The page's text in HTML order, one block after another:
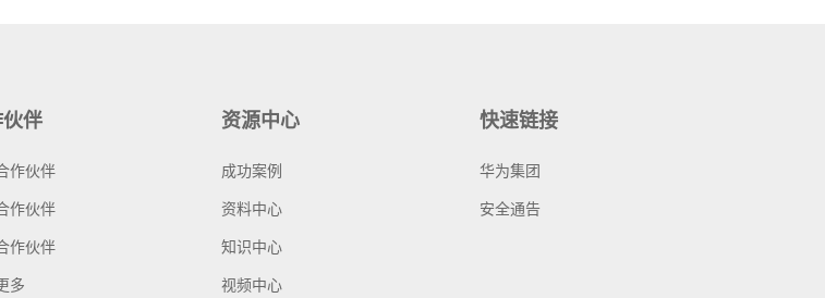
伴
作伙伴
作伙伴
作伙伴
多
资源中心
成功案例
资料中心
知识中心
视频中心
快速链接
华为集团
安全通告